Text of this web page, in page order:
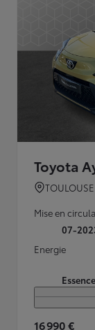
Toyota
TOULOUSE
Mise en
07-
Energie
Essence
16 990 €